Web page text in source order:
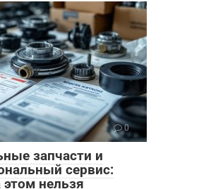
0
запчасти и
сервис:
нельзя